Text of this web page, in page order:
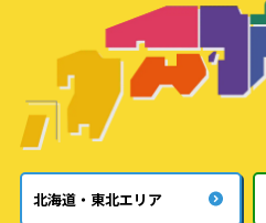
北海道・東北エリア